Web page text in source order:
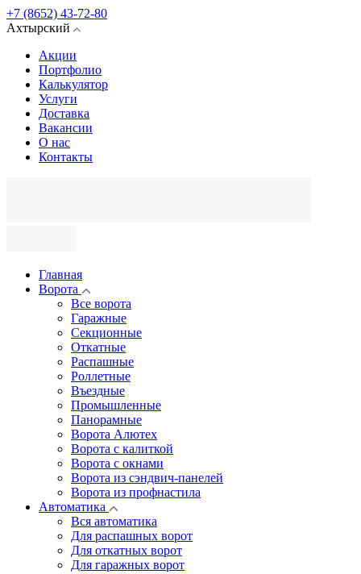
+7 (8652) 43-72-80
Ахтырский
Акции
Портфолио
Калькулятор
Услуги
Доставка
Вакансии
О нас
Контакты
Главная
Ворота
Все ворота
Гаражные
Секционные
Откатные
Распашные
Роллетные
Въездные
Промышленные
Панорамные
Ворота Алютех
Ворота с калиткой
Ворота c окнами
Ворота из сэндвич-панелей
Ворота из профнастила
Автоматика
Вся автоматика
Для распашных ворот
Для откатных ворот
Для гаражных ворот